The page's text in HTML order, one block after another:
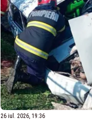
26 iul. 2026, 19:36